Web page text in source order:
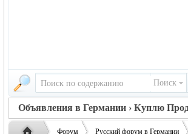
Поиск
Объявления в Германии › Куплю
Форум Русский форум в Германии